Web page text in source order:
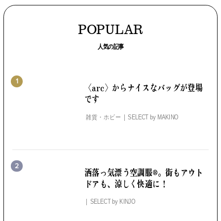
POPULAR
人気の記事
1 〈arc〉からナイスなバッグが登場
です
雑貨・ホビー SELECT by MAKINO
2 洒落っ気漂う空調服®。街もアウト
ドアも、涼しく快適に！
SELECT by KINJO